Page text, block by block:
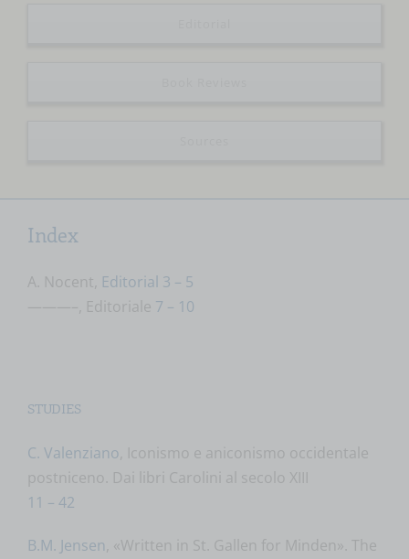
Index
A. Nocent, Editorial 3 – 5
———–, Editoriale 7 – 10
STUDIES
C. Valenziano , Iconismo e aniconismo occidentale
postniceno. Dai libri Carolini al secolo XIII
11 – 42
B.M. Jensen , «Written in St. Gallen for Minden». The